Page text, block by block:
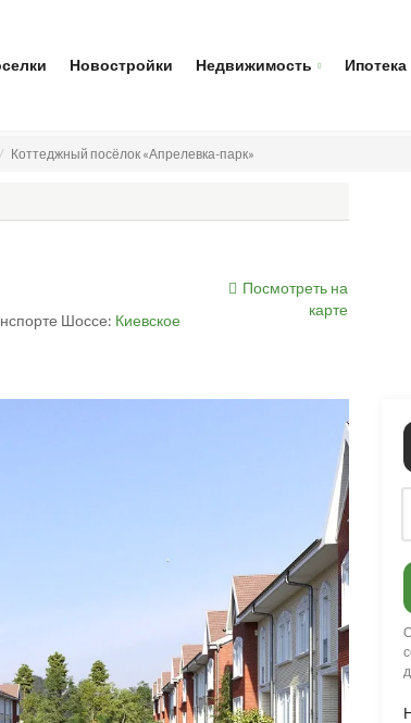
Новостройки Недвижимость Ипотека
Коттеджный посёлок «Апрелевка-парк»
Шоссе: Киевское
Посмотреть на
карте